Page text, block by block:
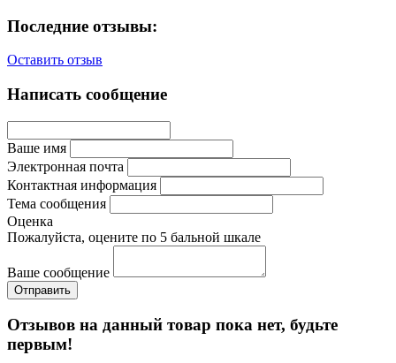
Последние отзывы:
Оставить отзыв
Написать сообщение
Ваше имя
Электронная почта
Контактная информация
Тема сообщения
Оценка
Пожалуйста, оцените по 5 бальной шкале
Ваше сообщение
Отзывов на данный товар пока нет, будьте
первым!